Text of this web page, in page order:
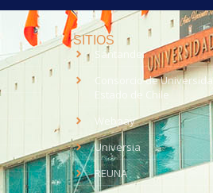
SITIOS
Santander
Consorcio de
Estado de Chile
Webpay
Universia
REUNA